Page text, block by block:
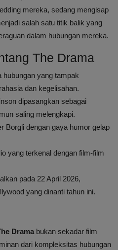
mereka, sedang mengisap
salah satu titik balik yang
dalam hubungan mereka.
The Drama
hubungan yang tampak
dan kegelisahan.
dipasangkan sebagai
saling melengkapi.
Borgli dengan gaya humor gelap
yang terkenal dengan film-film
pada 22 April 2026,
yang dinanti tahun ini.
Drama bukan sekadar film
dari kompleksitas hubungan